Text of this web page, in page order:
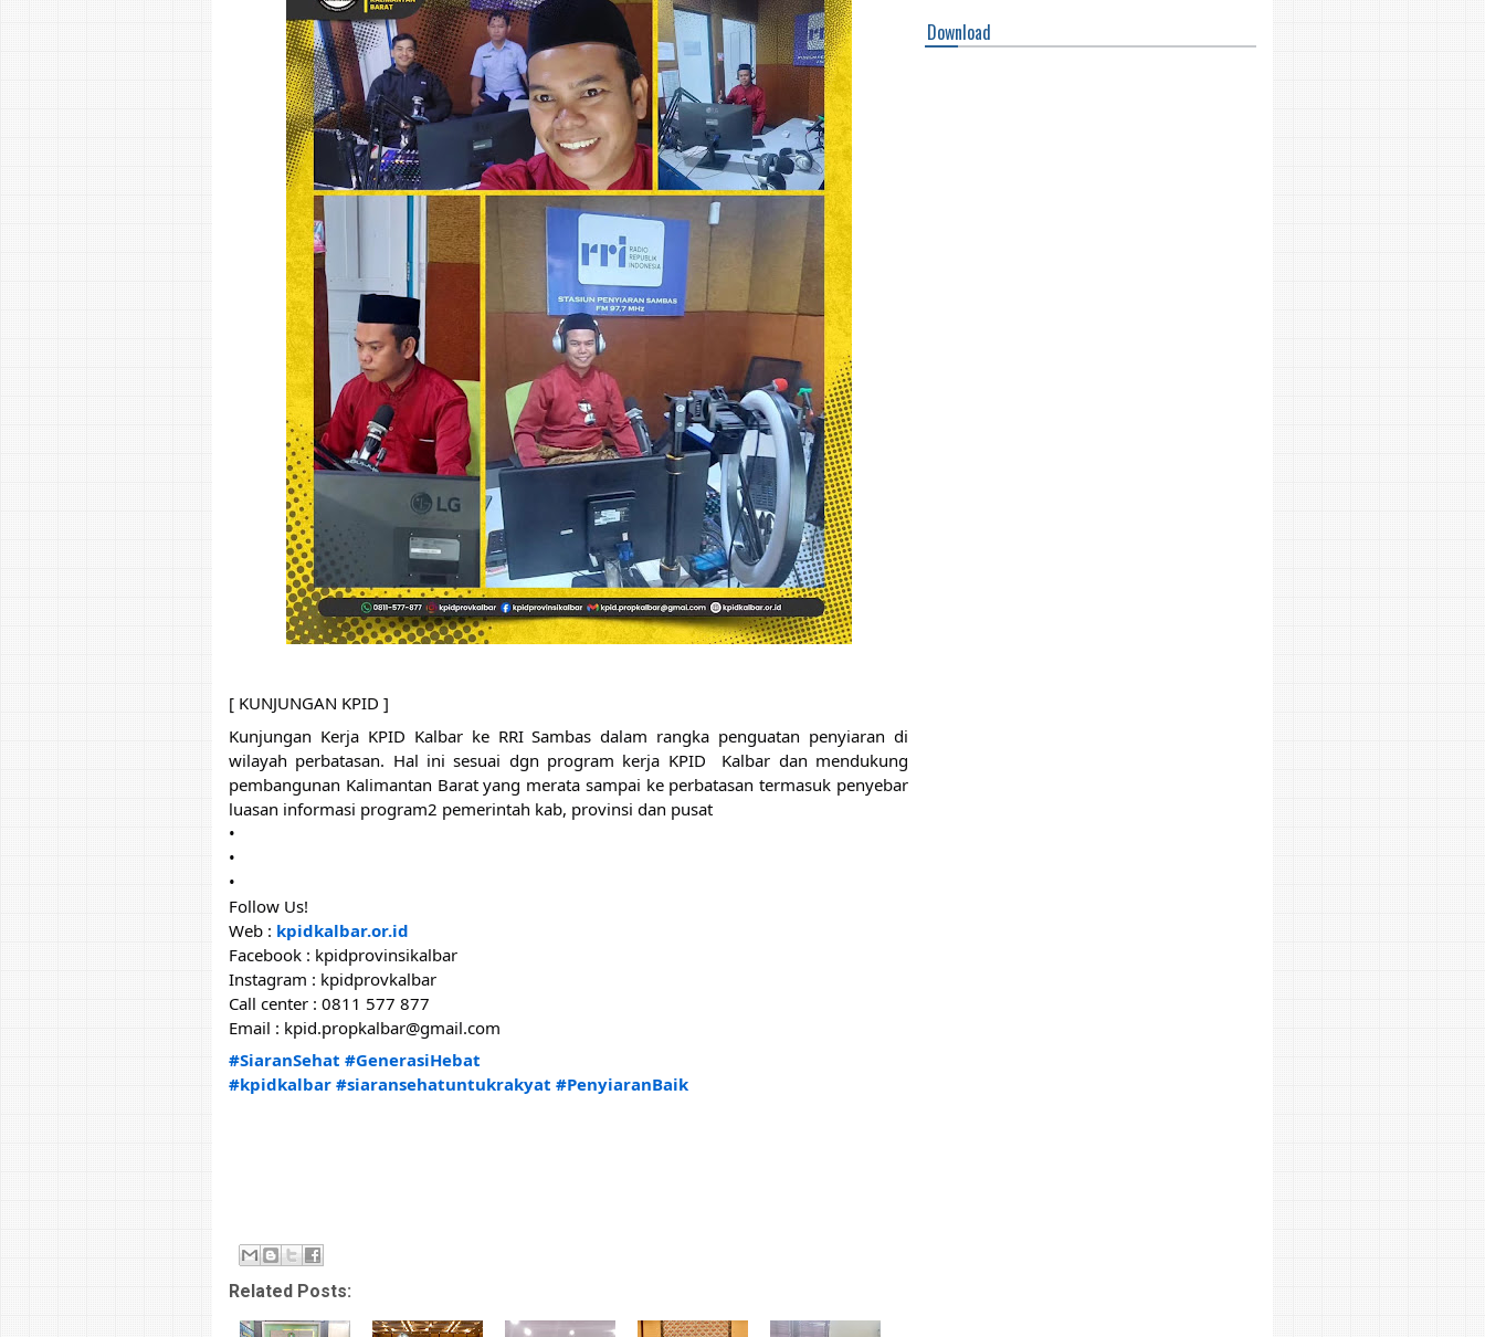
[ KUNJUNGAN KPID ]
Kunjungan Kerja KPID Kalbar ke RRI Sambas dalam rangka penguatan penyiaran di
wilayah perbatasan. Hal ini sesuai dgn program kerja KPID  Kalbar dan mendukung
pembangunan Kalimantan Barat yang merata sampai ke perbatasan termasuk penyebar
luasan informasi program2 pemerintah kab, provinsi dan pusat
•
•
•
Follow Us!
Web : kpidkalbar.or.id
Facebook : kpidprovinsikalbar
Instagram : kpidprovkalbar
Call center : 0811 577 877
Email : kpid.propkalbar@gmail.com
#SiaranSehat #GenerasiHebat
#kpidkalbar #siaransehatuntukrakyat #PenyiaranBaik
Related Posts:
Download